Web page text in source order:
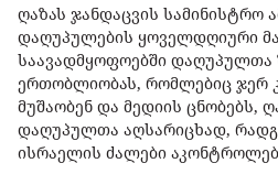
ღაზას ჯანდაცვის სამინისტრო
დაღუპულების ყოველდღიური
საავადმყოფოებში დაღუპულთა
ერთობლიობას, რომლებიც ჯერ
მუშაობენ და მედიის ცნობებს,
დაღუპულთა აღსარიცხად,
ისრაელის ძალები